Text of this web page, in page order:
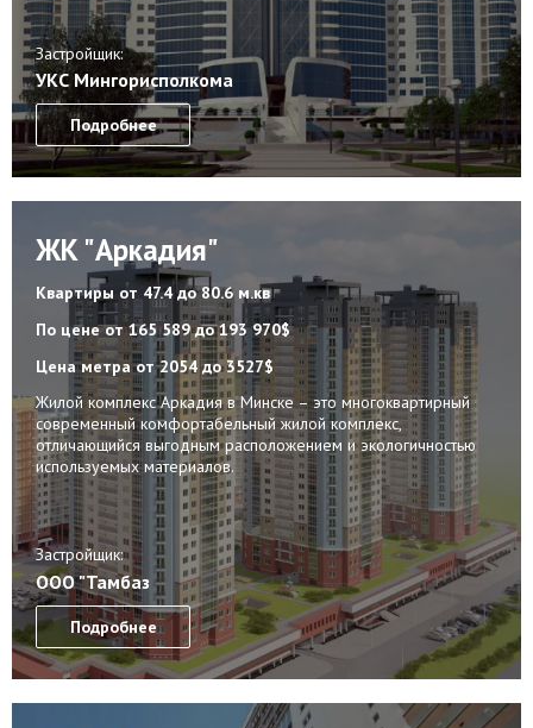
Застройщик:
УКС Мингорисполкома
Подробнее
ЖК "Аркадия"
Квартиры от 47.4 до 80.6 м.кв
По ценеот 165 589 до 193 970$
Цена метраот 2054 до 3527$
Жилой комплекс Аркадия в Минске – это многоквартирный
современный комфортабельный жилой комплекс,
отличающийся выгодным расположением и экологичностью
используемых материалов.
Застройщик:
ООО "Тамбаз
Подробнее